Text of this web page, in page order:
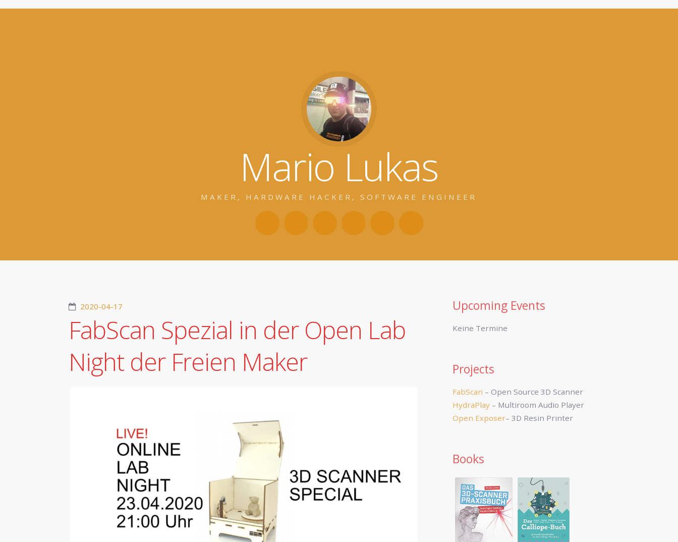
Mario Lukas
MAKER, HARDWARE HACKER, SOFTWARE ENGINEER
2020-04-17
FabScan Spezial in der Open Lab
Night der Freien Maker
Upcoming Events
Keine Termine
Projects
FabScan – Open Source 3D Scanner
HydraPlay – Multiroom Audio Player
Open Exposer– 3D Resin Printer
Books